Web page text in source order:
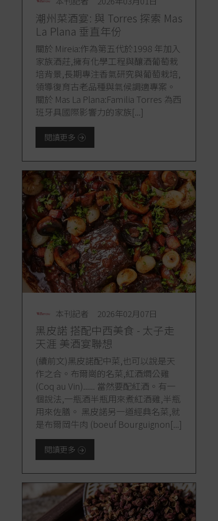
潮州菜酒宴: 與 Torres 探索 Mas
La Plana 垂直年份
關於 Mireia:作為第五代於1998 年加入
家族酒莊,擁有化學工程與釀酒葡萄栽
培背景,長期專注香氣研究與葡萄栽培,
領導復育古老品種與氣候調適專案。
關於 Mas La Plana:Familia Torres 為西
班牙具國際影響力的家族[...]
閱讀更多
本刊記者 2026年02月07日
黑皮諾 搭配中西美食 - 太子走
天涯 美酒宴聯想
(續前文)黑皮諾配中菜,也可以說是天
作之合。布爾崗的名菜,紅酒燜公雞
(Coq au Vin)...... 當然要配紅酒。有一
個說法,一瓶酒半瓶用來煮紅酒雞,半瓶
用來佐膳。 黑皮諾另一道經典名菜,就
是布爾岡牛肉 (boeuf Bourguignon[...]
閱讀更多